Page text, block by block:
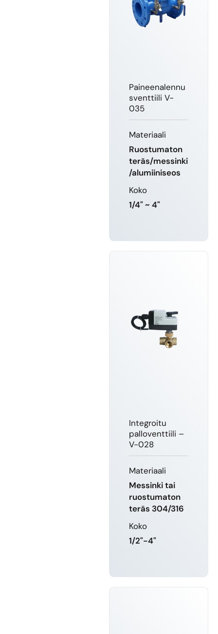
Paineenalennu
sventtiili V-
035
Materiaali
Ruostumaton
teräs/messinki
/alumiiniseos
Koko
1/4" ~ 4"
LUE LISÄÄ
Integroitu
palloventtiili –
V-028
Materiaali
Messinki tai
ruostumaton
teräs 304/316
Koko
1/2"-4"
LUE LISÄÄ